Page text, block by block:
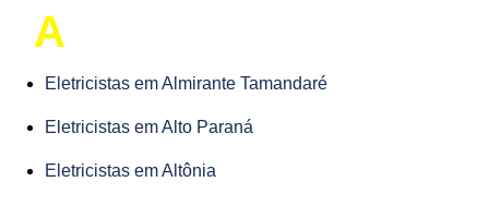
A
Eletricistas em Almirante Tamandaré
Eletricistas em Alto Paraná
Eletricistas em Altônia